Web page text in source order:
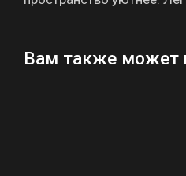
Вам также может